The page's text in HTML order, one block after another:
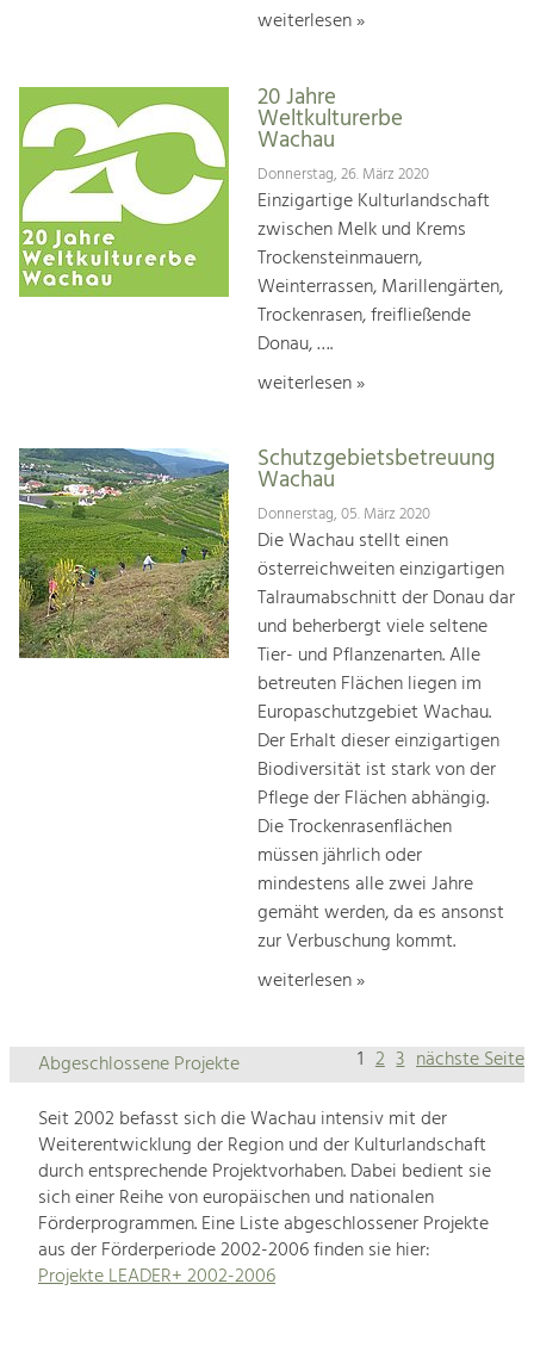
weiterlesen »
20 Jahre
Weltkulturerbe
Wachau
Donnerstag, 26. März 2020
Einzigartige Kulturlandschaft
zwischen Melk und Krems
Trockensteinmauern,
Weinterrassen, Marillengärten,
Trockenrasen, freifließende
Donau, ….
weiterlesen »
Schutzgebietsbetreuung
Wachau
Donnerstag, 05. März 2020
Die Wachau stellt einen
österreichweiten einzigartigen
Talraumabschnitt der Donau dar
und beherbergt viele seltene
Tier- und Pflanzenarten. Alle
betreuten Flächen liegen im
Europaschutzgebiet Wachau.
Der Erhalt dieser einzigartigen
Biodiversität ist stark von der
Pflege der Flächen abhängig.
Die Trockenrasenflächen
müssen jährlich oder
mindestens alle zwei Jahre
gemäht werden, da es ansonst
zur Verbuschung kommt.
weiterlesen »
1 2 3 nächste Seite
Abgeschlossene Projekte
Seit 2002 befasst sich die Wachau intensiv mit der
Weiterentwicklung der Region und der Kulturlandschaft
durch entsprechende Projektvorhaben. Dabei bedient sie
sich einer Reihe von europäischen und nationalen
Förderprogrammen. Eine Liste abgeschlossener Projekte
aus der Förderperiode 2002-2006 finden sie hier:
Projekte LEADER+ 2002-2006